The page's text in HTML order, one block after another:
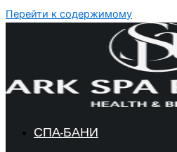
Перейти к содержимому
СПА-БАНИ